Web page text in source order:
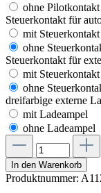
ohne Pilotkontakt
Steuerkontakt für
mit
ohne
Steuerkontakt für
mit
ohne
dreifarbige externe
mit Ladeampel
ohne Ladeampel
In den Warenkorb
Produktnummer: